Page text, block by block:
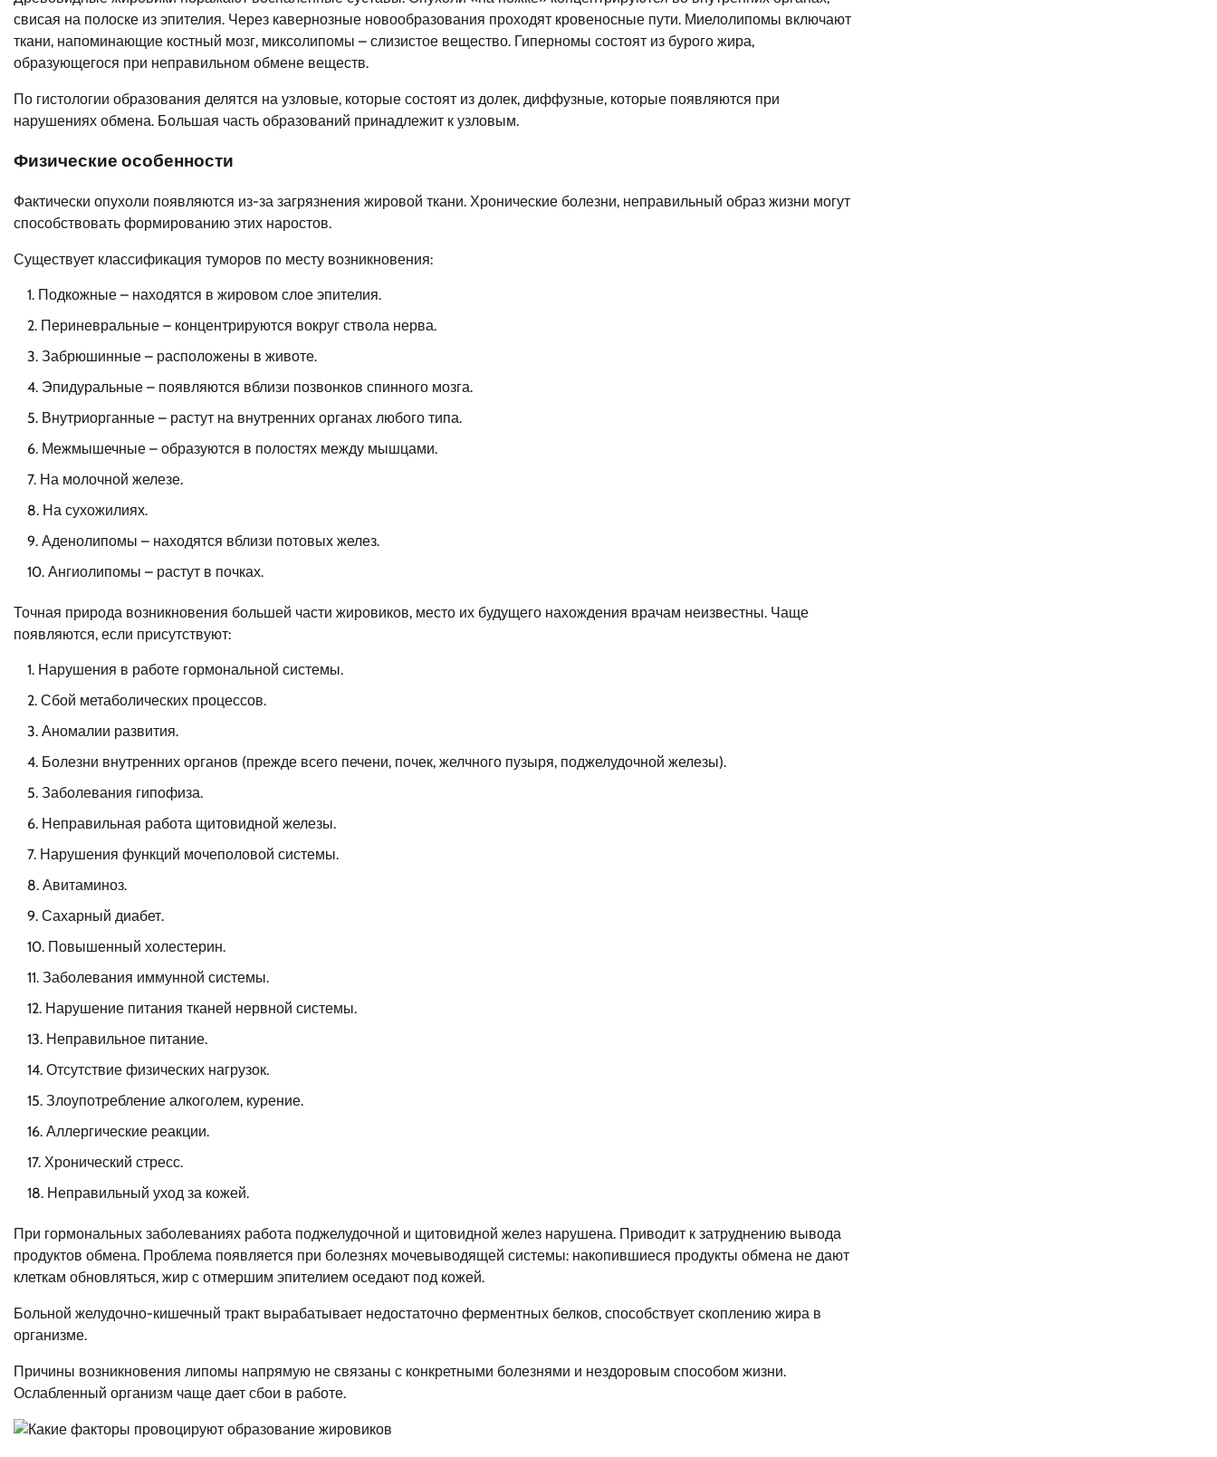
свисая на полоске из эпителия. Через кавернозные новообразования проходят кровеносные пути. Миелолипомы включают
ткани, напоминающие костный мозг, миксолипомы – слизистое вещество. Гиперномы состоят из бурого жира,
образующегося при неправильном обмене веществ.
По гистологии образования делятся на узловые, которые состоят из долек, диффузные, которые появляются при
нарушениях обмена. Большая часть образований принадлежит к узловым.
Физические особенности
Фактически опухоли появляются из-за загрязнения жировой ткани. Хронические болезни, неправильный образ жизни могут
способствовать формированию этих наростов.
Существует классификация туморов по месту возникновения:
Подкожные – находятся в жировом слое эпителия.
Периневральные – концентрируются вокруг ствола нерва.
Забрюшинные – расположены в животе.
Эпидуральные – появляются вблизи позвонков спинного мозга.
Внутриорганные – растут на внутренних органах любого типа.
Межмышечные – образуются в полостях между мышцами.
На молочной железе.
На сухожилиях.
Аденолипомы – находятся вблизи потовых желез.
Ангиолипомы – растут в почках.
Точная природа возникновения большей части жировиков, место их будущего нахождения врачам неизвестны. Чаще
появляются, если присутствуют:
Нарушения в работе гормональной системы.
Сбой метаболических процессов.
Аномалии развития.
Болезни внутренних органов (прежде всего печени, почек, желчного пузыря, поджелудочной железы).
Заболевания гипофиза.
Неправильная работа щитовидной железы.
Нарушения функций мочеполовой системы.
Авитаминоз.
Сахарный диабет.
Повышенный холестерин.
Заболевания иммунной системы.
Нарушение питания тканей нервной системы.
Неправильное питание.
Отсутствие физических нагрузок.
Злоупотребление алкоголем, курение.
Аллергические реакции.
Хронический стресс.
Неправильный уход за кожей.
При гормональных заболеваниях работа поджелудочной и щитовидной желез нарушена. Приводит к затруднению вывода
продуктов обмена. Проблема появляется при болезнях мочевыводящей системы: накопившиеся продукты обмена не дают
клеткам обновляться, жир с отмершим эпителием оседают под кожей.
Больной желудочно-кишечный тракт вырабатывает недостаточно ферментных белков, способствует скоплению жира в
организме.
Причины возникновения липомы напрямую не связаны с конкретными болезнями и нездоровым способом жизни.
Ослабленный организм чаще дает сбои в работе.